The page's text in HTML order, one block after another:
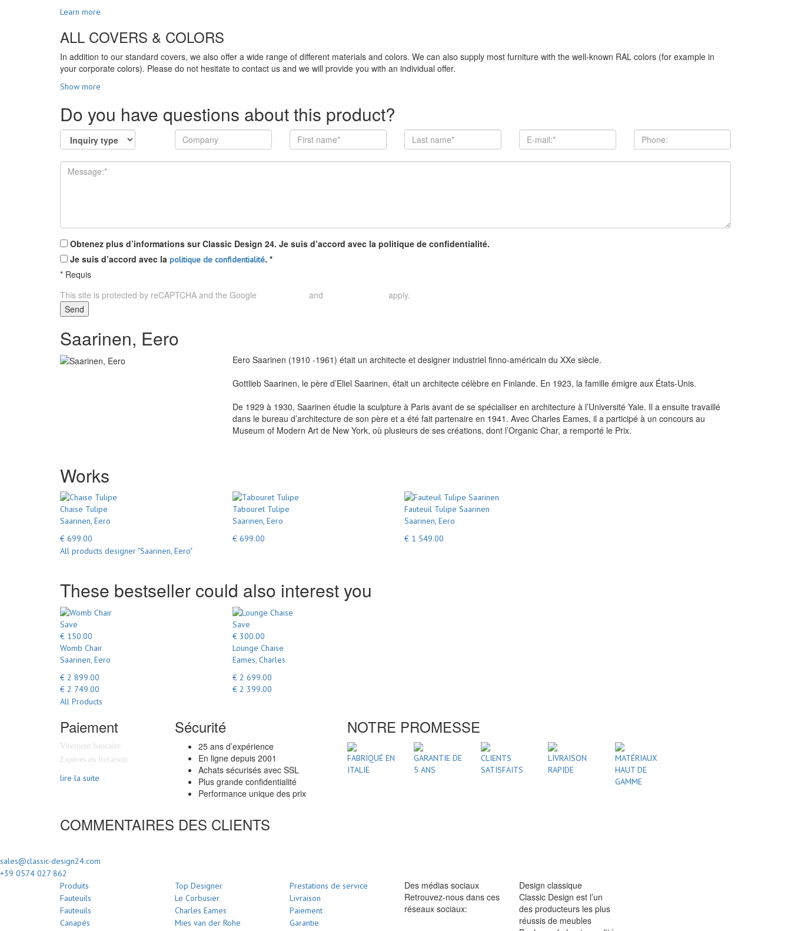
Learn more
ALL COVERS & COLORS
In addition to our standard covers, we also offer a wide range of different materials and colors. We can also supply most furniture with the well-known RAL colors (for example in
your corporate colors). Please do not hesitate to contact us and we will provide you with an individual offer.
Show more
Do you have questions about this product?
Obtenez plus d’informations sur Classic Design 24. Je suis d’accord avec la politique de confidentialité.
Je suis d’accord avec la politique de confidentialité. *
* Requis
This site is protected by reCAPTCHA and the Google
and
apply.
Send
Saarinen, Eero
Eero Saarinen (1910 -1961) était un architecte et designer industriel finno-américain du XXe siècle.
Gottlieb Saarinen, le père d’Eliel Saarinen, était un architecte célèbre en Finlande. En 1923, la famille émigre aux États-Unis.
De 1929 à 1930, Saarinen étudie la sculpture à Paris avant de se spécialiser en architecture à l’Université Yale. Il a ensuite travaillé
dans le bureau d’architecture de son père et a été fait partenaire en 1941. Avec Charles Eames, il a participé à un concours au
Museum of Modern Art de New York, où plusieurs de ses créations, dont l’Organic Char, a remporté le Prix.
Works
Chaise Tulipe
Saarinen, Eero
€ 699.00
Tabouret Tulipe
Saarinen, Eero
€ 699.00
Fauteuil Tulipe Saarinen
Saarinen, Eero
€ 1 549.00
All products designer "Saarinen, Eero"
These bestseller could also interest you
Save
€ 150.00
Womb Chair
Saarinen, Eero
€ 2 899.00
€ 2 749.00
Save
€ 300.00
Lounge Chaise
Eames, Charles
€ 2 699.00
€ 2 399.00
All Products
Paiement
Virement bancaire
Espèces en livraison
lire la suite
Sécurité
25 ans d’expérience
En ligne depuis 2001
Achats sécurisés avec SSL
Plus grande confidentialité
Performance unique des prix
NOTRE PROMESSE
FABRIQUÉ EN
ITALIE
GARANTIE DE
5 ANS
CLIENTS
SATISFAITS
LIVRAISON
RAPIDE
MATÉRIAUX
HAUT DE
GAMME
COMMENTAIRES DES CLIENTS
sales@classic-design24.com
+39 0574 027 862
Produits
Fauteuils
Fauteuils
Canapés
Top Designer
Le Corbusier
Charles Eames
Mies van der Rohe
Prestations de service
Livraison
Paiement
Garantie
Des médias sociaux
Retrouvez-nous dans ces
réseaux sociaux:
Design classique
Classic Design est l’un
des producteurs les plus
réussis de meubles